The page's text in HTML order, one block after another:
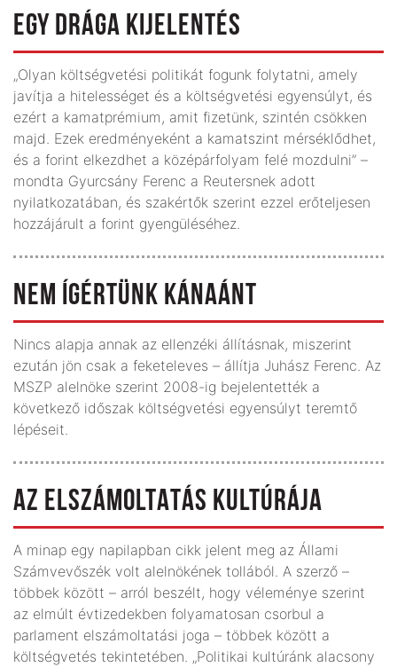
EGY DRÁGA KIJELENTÉS
„Olyan költségvetési politikát fogunk folytatni, amely
javítja a hitelességet és a költségvetési egyensúlyt, és
ezért a kamatprémium, amit fizetünk, szintén csökken
majd. Ezek eredményeként a kamatszint mérséklődhet,
és a forint elkezdhet a középárfolyam felé mozdulni” –
mondta Gyurcsány Ferenc a Reutersnek adott
nyilatkozatában, és szakértők szerint ezzel erőteljesen
hozzájárult a forint gyengüléséhez.
NEM ÍGÉRTÜNK KÁNAÁNT
Nincs alapja annak az ellenzéki állításnak, miszerint
ezután jön csak a feketeleves – állítja Juhász Ferenc. Az
MSZP alelnöke szerint 2008-ig bejelentették a
következő időszak költségvetési egyensúlyt teremtő
lépéseit.
AZ ELSZÁMOLTATÁS KULTÚRÁJA
A minap egy napilapban cikk jelent meg az Állami
Számvevőszék volt alelnökének tollából. A szerző –
többek között – arról beszélt, hogy véleménye szerint
az elmúlt évtizedekben folyamatosan csorbul a
parlament elszámoltatási joga – többek között a
költségvetés tekintetében. „Politikai kultúránk alacsony